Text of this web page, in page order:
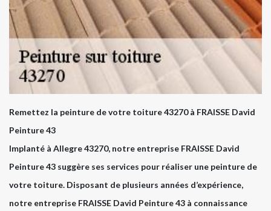
Remettez la peinture de votre toiture 43270 à FRAISSE David
Peinture 43
Implanté à Allegre 43270, notre entreprise FRAISSE David
Peinture 43 suggère ses services pour réaliser une peinture de
votre toiture. Disposant de plusieurs années d’expérience,
notre entreprise FRAISSE David Peinture 43 à connaissance